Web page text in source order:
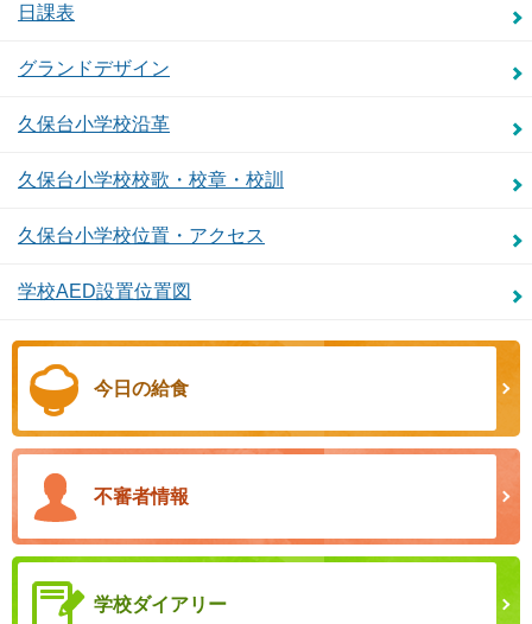
日課表
グランドデザイン
久保台小学校沿革
久保台小学校校歌・校章・校訓
久保台小学校位置・アクセス
学校AED設置位置図
今日の給食
不審者情報
学校ダイアリー